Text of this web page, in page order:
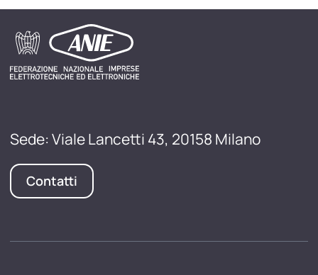
Sede: Viale Lancetti 43, 20158 Milano
Contatti